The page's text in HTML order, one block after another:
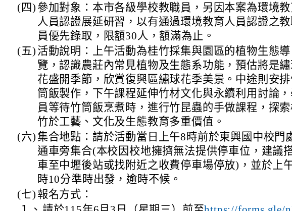
(四) 參加對象：本市各級學校教職員，另因本案為環境教
人員認證展延研習，以有通過環境教育人員認證之
員優先錄取，限額30人，額滿為止。
(五) 活動說明：上午活動為桂竹採集與園區的植物生態導
覽，認識農莊內常見植物及生態系功能，預估將是
花盛開季節，欣賞復興區繡球花季美景。中途則安
筒飯製作，下午課程延伸竹材文化與永續利用討論
員等待竹筒飯烹煮時，進行竹昆蟲的手做課程，探
竹於工藝、文化及生態教育多重價值。
(六)集合地點：請於活動當日上午8時前於東興國中校門
通車旁集合(本校因校地擁擠無法提供停車位，建議
車至中壢後站或找附近之收費停車場停放)，並於上
時10分準時出發，逾時不候。
(七) 報名方式：